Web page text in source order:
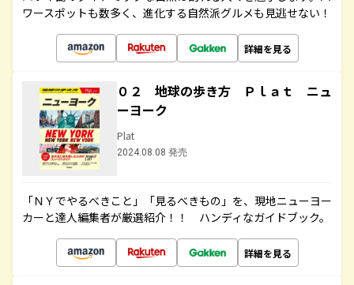
ワースポットも数多く、進化する自然派グルメも見逃せない！
詳細を見る
０２ 地球の歩き方 Ｐｌａｔ ニュ
ーヨーク
Plat
2024.08.08 発売
「ＮＹでやるべきこと」「見るべきもの」を、現地ニューヨー
カーと達人編集者が厳選紹介！！ ハンディなガイドブック。
詳細を見る